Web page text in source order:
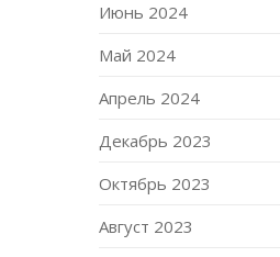
Июнь 2024
Май 2024
Апрель 2024
Декабрь 2023
Октябрь 2023
Август 2023